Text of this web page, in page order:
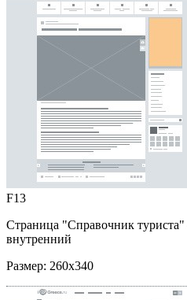
F13
Страница "Справочник туриста"
внутренний
Размер: 260x340